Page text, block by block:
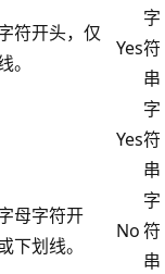
符开头，仅
Yes
字
符
串
Yes
字
符
串
母字符开
下划线。
No
字
符
串